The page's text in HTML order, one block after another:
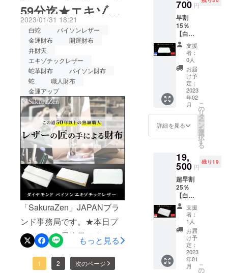
就をご祈願！ 繰返しご愛用
して頂ける一生モノの御朱
印帳プロジェクトチーム一
お応えし、今年も「白松」
モダン神棚のプロジェクト
を再掲載致します。今回、
超早割をご支援頂きました
皆様には、特典といたしま
して、1300年以上の歴史を
誇る！日本三大和紙の１つ
「美濃手漉き和紙」謹製の
神具「雲」をプレゼントし
ます！プロジェクトページ
URLhttps://camp-
fire.jp/projects/view/725338
より多くの方々に「白松」
モダン神棚をお届けできよ
うに頑張りますので、SNS
などでの拡散にご協力を頂
けますと幸いです。引き続
き、宜しくお願い致しま
す。❖神様の居場所❖神様
59分迄★エキゾ
チックレザーの匠
が贈る！魅せるリ
アルパイソン「白
蛇デザインレ
ザー」財布
2023/01/31 18:21
白蛇
パイソンレザー
金運財布
開運財布
弁財天
エキゾチックレザー
蛇革財布
パイソン財布
蛇
職人財布
金運アップ
「SakuraZen」JAPANブラ
ンド事務局です。★本日プ
ロジェクト最終日です。1月
31日（火）23時59分迄★◉
プロジェクトも残りあとわ
もっと見る
1 2 次のページ
しま
デザイ
ン・仕
様は変
更にな
る可能
性もご
ざいま
す。ご
了承く
ださ
い。
【15％
OFF】
⇒17,00
0円
（税・
送料
込） ■
白蛇長
財布
Goldプ
レート
×１個 ※
製造状
況によ
り出荷
時期が
ご連絡
致しま
デザイ
ン・仕
様は変
更にな
る可能
性もご
ざいま
す。ご
了承く
ださ
い。
700 円
早割
15％
【白
蛇】白
蛇ラウ
ンド
Gold
【30名
限定】
■一般販
売予定
価格：
22,000
円
込）の
【15％
OFF】
⇒18,70
0円
（税・
送料
込） ■
白蛇ラ
ウンド
Gold
ZIP ×１
個 ※製
造状況
により
支援
者：
0人
お届
け予
定：
2023
年02
月
詳細を見る
こ
の
リ
タ
ー
ン
を
選
択
す
る
19,
500 円
残り19
超早割
25％
【白
蛇】マ
ルチ
ウォ
レット
【20名
限定】
■一般販
売予定
価格：
支援
者：
1人
お届
け予
定：
2023
年01
月
こ
の